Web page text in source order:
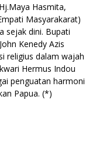
Hasmita,
Masyarakarat)
sejak dini. Bupati
Kenedy Azis
religius dalam wajah
Hermus Indou
penguatan harmoni
Papua. (*)